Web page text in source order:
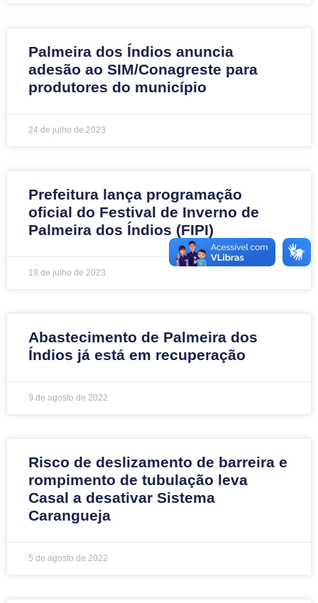
Palmeira dos Índios anuncia
adesão ao SIM/Conagreste para
produtores do município
24 de julho de 2023
Prefeitura lança programação
oficial do Festival de Inverno de
Palmeira dos Índios (FIPI)
18 de julho de 2023
Abastecimento de Palmeira dos
Índios já está em recuperação
9 de agosto de 2022
Risco de deslizamento de barreira e
rompimento de tubulação leva
Casal a desativar Sistema
Carangueja
5 de agosto de 2022